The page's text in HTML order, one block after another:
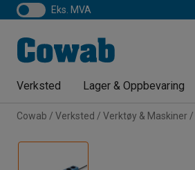
eks. MVA
Verksted Lager & Oppbevaring
Cowab Verksted Verktøy & Maskiner